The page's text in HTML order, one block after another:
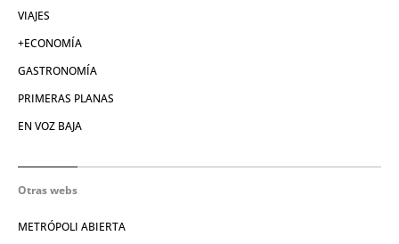
VIAJES
+ECONOMÍA
GASTRONOMÍA
PRIMERAS PLANAS
EN VOZ BAJA
Otras webs
METRÓPOLI ABIERTA